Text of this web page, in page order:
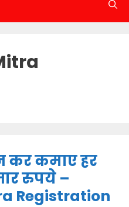
कर कमाए हर
रुपये –
Registration